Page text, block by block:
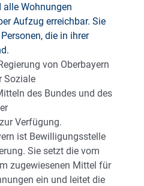
alle Wohnungen
Aufzug erreichbar. Sie
die in ihrer
von Oberbayern
Soziale
des Bundes und des
Verfügung.
ist Bewilligungsstelle
Sie setzt die vom
zugewiesenen Mittel für
ein und leitet die